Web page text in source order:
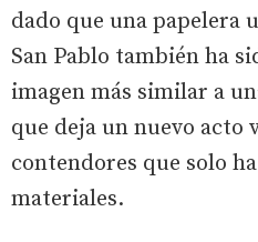
dado que una papelera
San Pablo también ha
imagen más similar a
que deja un nuevo acto
contendores que solo
materiales.